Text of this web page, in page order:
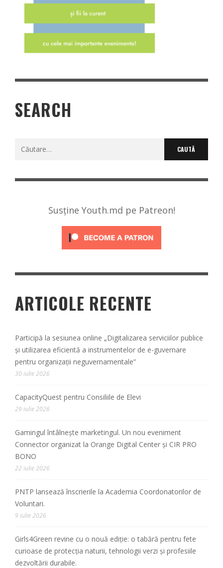
SEARCH
Susține Youth.md pe Patreon!
ARTICOLE RECENTE
Participă la sesiunea online „Digitalizarea serviciilor publice
și utilizarea eficientă a instrumentelor de e-guvernare
pentru organizații neguvernamentale”
30 iulie 2026
CapacityQuest pentru Consiliile de Elevi
29 iulie 2026
Gamingul întâlnește marketingul. Un nou eveniment
Connector organizat la Orange Digital Center și CIR PRO
BONO
22 iulie 2026
PNTP lansează înscrierile la Academia Coordonatorilor de
Voluntari.
9 iulie 2026
Girls4Green revine cu o nouă ediție: o tabără pentru fete
curioase de protecția naturii, tehnologii verzi și profesiile
dezvoltării durabile.